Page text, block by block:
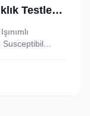
Testleri: